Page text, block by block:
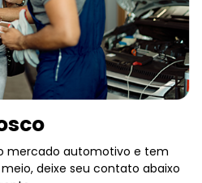
mercado automotivo e tem
deixe seu contato abaixo